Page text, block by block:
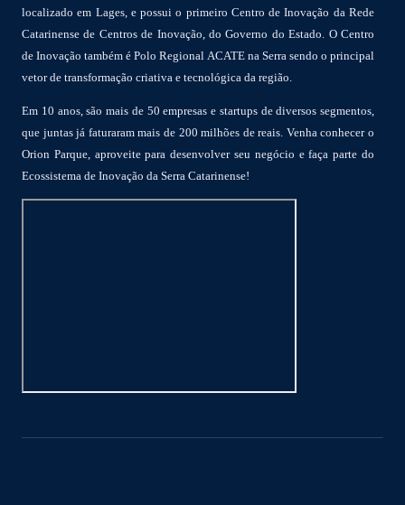
localizado em Lages, e possui o primeiro Centro de Inovação da Rede
Catarinense de Centros de Inovação, do Governo do Estado. O Centro
de Inovação também é Polo Regional ACATE na Serra sendo o principal
vetor de transformação criativa e tecnológica da região.
Em 10 anos, são mais de 50 empresas e startups de diversos segmentos,
que juntas já faturaram mais de 200 milhões de reais. Venha conhecer o
Orion Parque, aproveite para desenvolver seu negócio e faça parte do
Ecossistema de Inovação da Serra Catarinense!